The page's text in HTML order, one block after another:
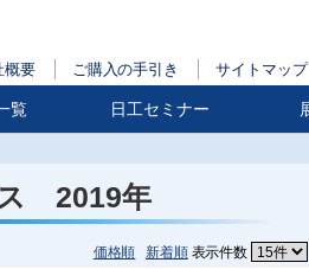
概要 ご購入の手引き サイトマップ
覧 日工セミナー
2019年
価格順 新着順表示件数